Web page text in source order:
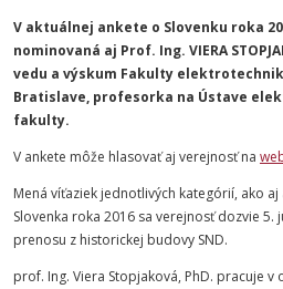
V aktuálnej ankete o Slovenku roka
nominovaná aj Prof. Ing. VIERA
vedu a výskum Fakulty
Bratislave, profesorka na Ústave
fakulty.
V ankete môže hlasovať aj verejnosť na
Mená víťaziek jednotlivých kategórií, ako
Slovenka roka 2016 sa verejnosť dozvie 5.
prenosu z historickej budovy SND.
prof. Ing. Viera Stopjaková, PhD. pracuje v